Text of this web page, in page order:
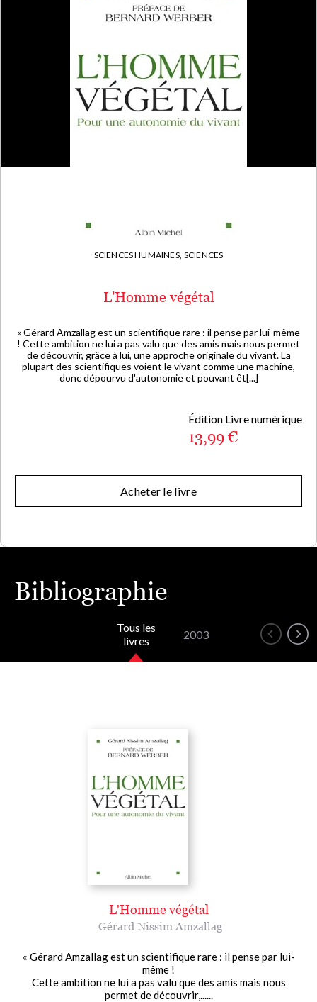
SCIENCES HUMAINES, SCIENCES
L'Homme végétal
« Gérard Amzallag est un scientifique rare : il pense par lui-même
! Cette ambition ne lui a pas valu que des amis mais nous permet
de découvrir, grâce à lui, une approche originale du vivant. La
plupart des scientifiques voient le vivant comme une machine,
donc dépourvu d'autonomie et pouvant êt[...]
Édition Livre numérique
13,99 €
Acheter le livre
Bibliographie
Tous les
livres
2003
L'Homme végétal
Gérard Nissim Amzallag
« Gérard Amzallag est un scientifique rare : il pense par lui-
même !
Cette ambition ne lui a pas valu que des amis mais nous
permet de découvrir,......